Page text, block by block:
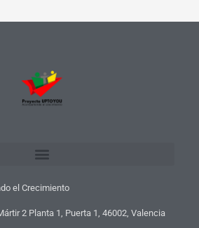
el Crecimiento
2 Planta 1, Puerta 1, 46002, Valencia